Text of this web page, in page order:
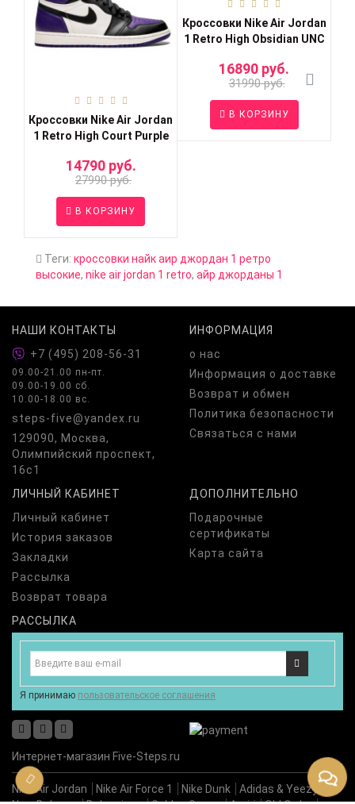
Кроссовки Nike Air Jordan
1 Retro High Court Purple
14790 руб.
27990 руб.
В КОРЗИНУ
Кроссовки Nike Air Jordan
1 Retro High Obsidian UNC
16890 руб.
31990 руб.
В КОРЗИНУ
Теги: кроссовки найк аир джордан 1 ретро
высокие, nike air jordan 1 retro, айр джорданы 1
НАШИ КОНТАКТЫ
+7 (495) 208-56-31
09.00-21.00 пн-пт.
09.00-19.00 сб.
10.00-18.00 вс.
steps-five@yandex.ru
129090, Москва,
Олимпийский проспект,
16с1
ИНФОРМАЦИЯ
о нас
Информация о доставке
Возврат и обмен
Политика безопасности
Связаться с нами
ЛИЧНЫЙ КАБИНЕТ
Личный кабинет
История заказов
Закладки
Рассылка
Возврат товара
ДОПОЛНИТЕЛЬНО
Подарочные
сертификаты
Карта сайта
РАССЫЛКА
Я принимаю пользовательское соглашения
Интернет-магазин Five-Steps.ru
Nike Air Jordan Nike Air Force 1 Nike Dunk
Adidas & Yeezy